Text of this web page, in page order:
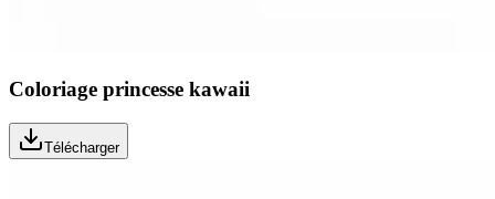
Coloriage princesse kawaii
Télécharger